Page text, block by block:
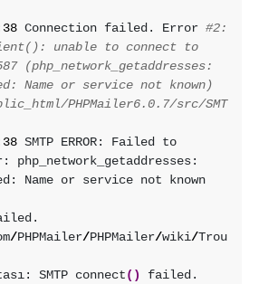
38 Connection failed. Error #2:
unable to connect to
(php_network_getaddresses:
Name or service not known)
PHPMailer6.0.7/src/SMT
38 SMTP ERROR: Failed to
php_network_getaddresses:
Name or service not known
/PHPMailer/PHPMailer/wiki/Trou
SMTP connect( )
failed.